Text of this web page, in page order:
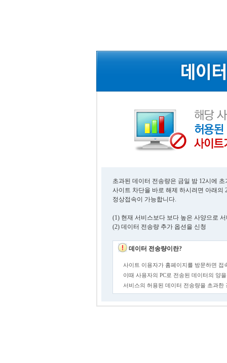
초과된 데이터 전송량은 금일 밤 12시에
사이트 차단을 바로 해제 하시려면 아래의
정상접속이 가능합니다.
(1) 현재 서비스보다 보다 높은 사양으로
(2) 데이터 전송량 추가 옵션을 신청
데이터 전송량이란?
사이트 이용자가 홈페이지를 방문하면 접
이때 사용자의 PC로 전송된 데이터의 양
서비스의 허용된 데이터 전송량을 초과